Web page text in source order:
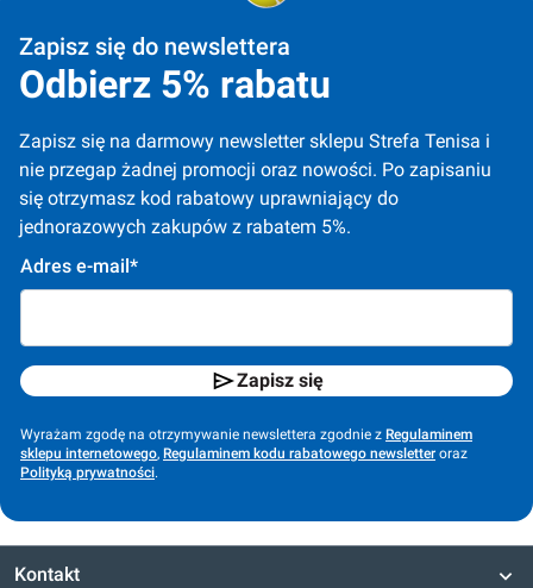
Zapisz się do newslettera
Odbierz 5% rabatu
Zapisz się na darmowy newsletter sklepu Strefa Tenisa i
nie przegap żadnej promocji oraz nowości. Po zapisaniu
się otrzymasz kod rabatowy uprawniający do
jednorazowych zakupów z rabatem 5%.
Adres e-mail*
Zapisz się
Wyrażam zgodę na otrzymywanie newslettera zgodnie z Regulaminem
sklepu internetowego, Regulaminem kodu rabatowego newsletter oraz
Polityką prywatności.
Kontakt